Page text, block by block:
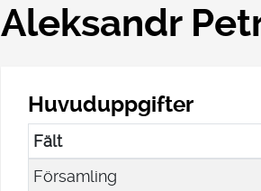
Aleksandr
Huvuduppgifter
Fält
Församling